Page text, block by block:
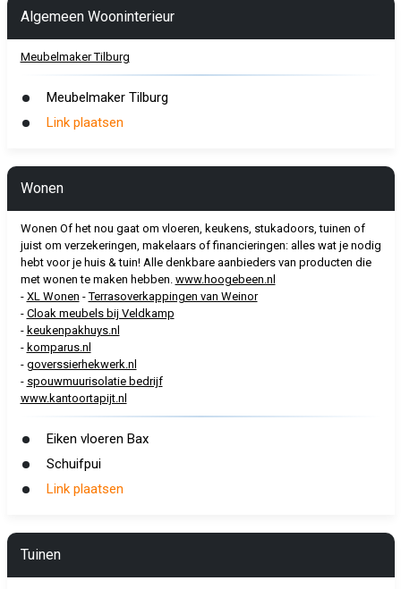
Algemeen Wooninterieur
Meubelmaker Tilburg
Meubelmaker Tilburg
Link plaatsen
Wonen
Wonen Of het nou gaat om vloeren, keukens, stukadoors, tuinen of
juist om verzekeringen, makelaars of financieringen: alles wat je nodig
hebt voor je huis & tuin! Alle denkbare aanbieders van producten die
met wonen te maken hebben. www.hoogebeen.nl
- XL Wonen -Terrasoverkappingen van Weinor
- Cloak meubels bij Veldkamp
- keukenpakhuys.nl
- komparus.nl
- goverssierhekwerk.nl
- spouwmuurisolatie bedrijf
www.kantoortapijt.nl
Eiken vloeren Bax
Schuifpui
Link plaatsen
Tuinen